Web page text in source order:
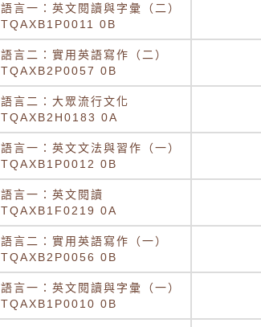
語言一：英文閱讀與字彙（二）
TQAXB1P0011 0B
語言二：實用英語寫作（二）
TQAXB2P0057 0B
語言二：大眾流行文化
TQAXB2H0183 0A
語言一：英文文法與習作（一）
TQAXB1P0012 0B
語言一：英文閱讀
TQAXB1F0219 0A
語言二：實用英語寫作（一）
TQAXB2P0056 0B
語言一：英文閱讀與字彙（一）
TQAXB1P0010 0B